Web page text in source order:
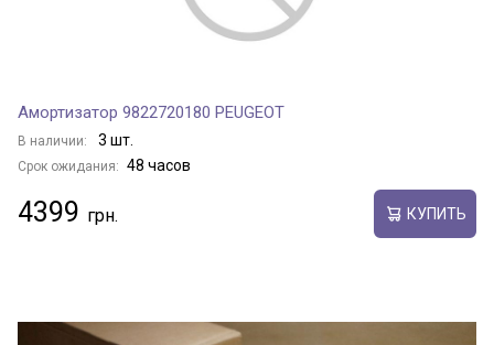
Амортизатор 9822720180 PEUGEOT
В наличии: 3 шт.
Срок ожидания: 48 часов
4399 КУПИТЬ